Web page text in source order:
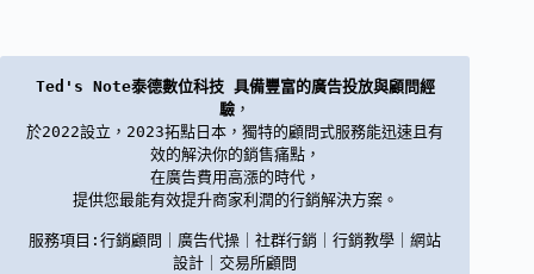
Ted's Note泰德數位科技 具備豐富的廣告投放與顧問經
驗 ，
於2022設立，2023拓點日本，獨特的顧問式服務能迅速且有
效的解決你的銷售痛點，
在廣告費用高漲的時代，
提供您最能有效提升商家利潤的行銷解決方案。
服務項目:行銷顧問｜廣告代操｜社群行銷｜行銷教學｜網站
設計｜交易所顧問